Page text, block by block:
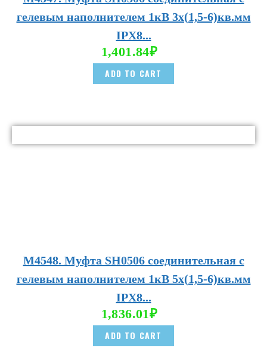
гелевым наполнителем 1кВ 3х(1,5-6)кв.мм
IPX8...
1,401.84₽
ADD TO CART
М4548. Муфта SH0506 соединительная с
гелевым наполнителем 1кВ 5х(1,5-6)кв.мм
IPX8...
1,836.01₽
ADD TO CART